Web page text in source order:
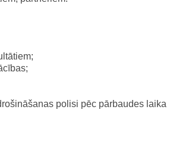
polisi pēc pārbaudes laika